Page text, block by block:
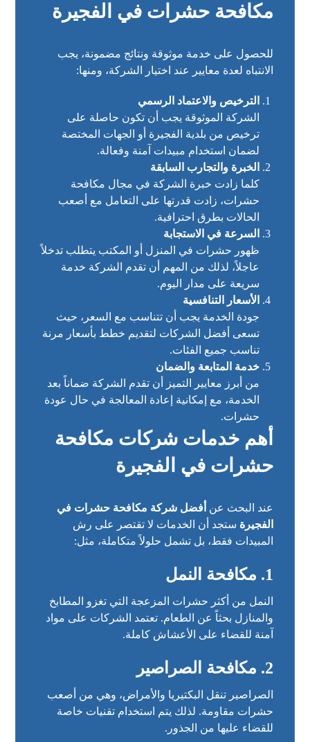
مكافحة حشرات في الفجيرة
للحصول على خدمة موثوقة ونتائج مضمونة، يجب
الانتباه لعدة معايير عند اختيار الشركة، ومنها:
الترخيص والاعتماد الرسمي
الشركة الموثوقة يجب أن تكون حاصلة على
ترخيص من بلدية الفجيرة أو الجهات المختصة
لضمان استخدام مبيدات آمنة وفعالة.
الخبرة والتجارب السابقة
كلما زادت خبرة الشركة في مجال مكافحة
حشرات، زادت قدرتها على التعامل مع أصعب
الحالات بطرق احترافية.
السرعة في الاستجابة
ظهور حشرات في المنزل أو المكتب يتطلب تدخلاً
عاجلاً، لذلك من المهم أن تقدم الشركة خدمة
سريعة على مدار اليوم.
الأسعار التنافسية
جودة الخدمة يجب أن تتناسب مع السعر، حيث
تسعى أفضل الشركات لتقديم خطط بأسعار مرنة
تناسب جميع الفئات.
خدمة المتابعة والضمان
من أبرز معايير التميز أن تقدم الشركة ضماناً بعد
الخدمة، مع إمكانية إعادة المعالجة في حال عودة
حشرات.
أهم خدمات شركات مكافحة
حشرات في الفجيرة
عند البحث عن أفضل شركة مكافحة حشرات في
الفجيرة ستجد أن الخدمات لا تقتصر على رش
المبيدات فقط، بل تشمل حلولاً متكاملة، مثل:
1. مكافحة النمل
النمل من أكثر حشرات المزعجة التي تغزو المطابخ
والمنازل بحثاً عن الطعام. تعتمد الشركات على مواد
آمنة للقضاء على الأعشاش كاملة.
2. مكافحة الصراصير
الصراصير تنقل البكتيريا والأمراض، وهي من أصعب
حشرات مقاومة. لذلك يتم استخدام تقنيات خاصة
للقضاء عليها من الجذور.